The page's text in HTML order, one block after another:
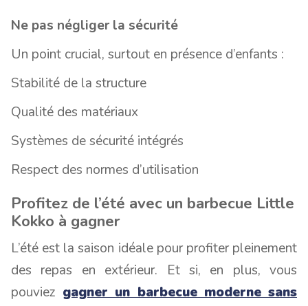
Ne pas négliger la sécurité
Un point crucial, surtout en présence d’enfants :
Stabilité de la structure
Qualité des matériaux
Systèmes de sécurité intégrés
Respect des normes d’utilisation
Profitez de l’été avec un barbecue Little
Kokko à gagner
L’été est la saison idéale pour profiter pleinement
des repas en extérieur. Et si, en plus, vous
pouviez gagner un barbecue moderne sans